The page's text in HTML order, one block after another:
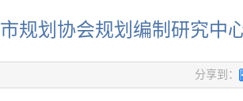
规划协会规划编制研究中
分享到：